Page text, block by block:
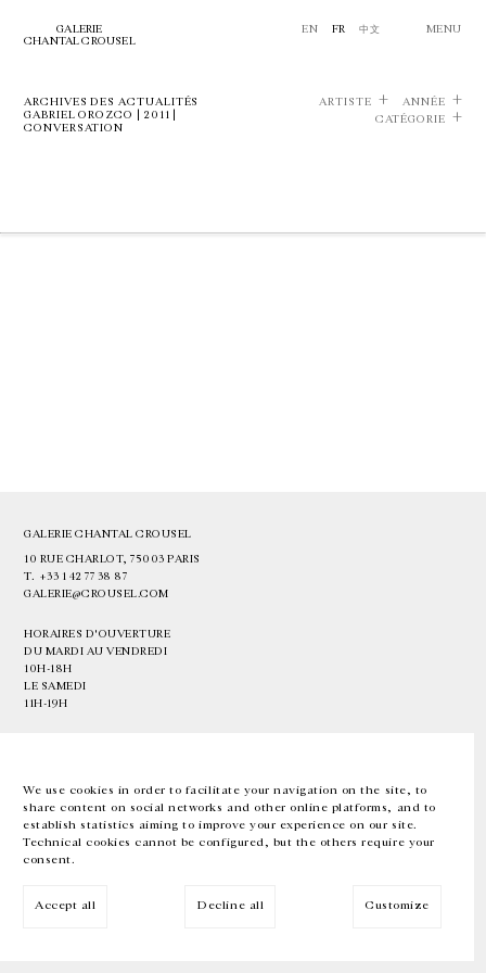
We use cookies in order to facilitate your navigation on the site, to
share content on social networks and other online platforms, and to
establish statistics aiming to improve your experience on our site.
Technical cookies cannot be configured, but the others require your
consent.
Accept all Decline all Customize
GALERIE
CHANTAL CROUSEL
EN FR 中文 MENU
ARCHIVES DES ACTUALITÉS
GABRIEL OROZCO | 2011 |
CONVERSATION
ARTISTE
ANNÉE
CATÉGORIE
GALERIE CHANTAL CROUSEL
10 RUE CHARLOT, 75003 PARIS
T. +33 1 42 77 38 87
GALERIE@CROUSEL.COM
HORAIRES D'OUVERTURE
DU MARDI AU VENDREDI
10H-18H
LE SAMEDI
11H-19H
EN FR 中文 Facebook Instagram
Inscrivez-vous à notre newsletter